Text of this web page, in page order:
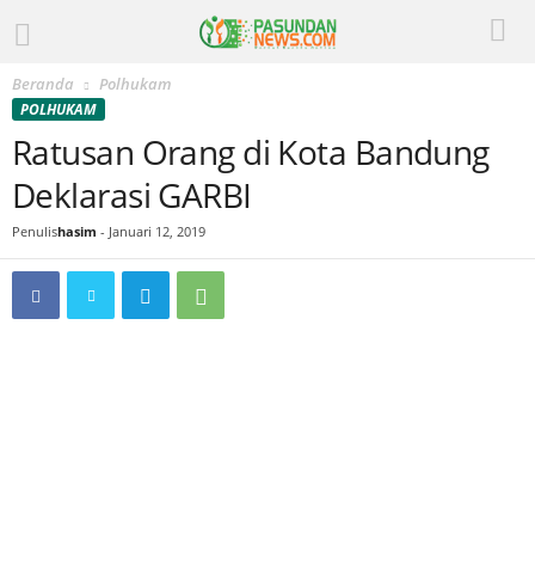
Beranda Polhukam
POLHUKAM
Ratusan Orang di Kota Bandung
Deklarasi GARBI
Penulishasim - Januari 12, 2019